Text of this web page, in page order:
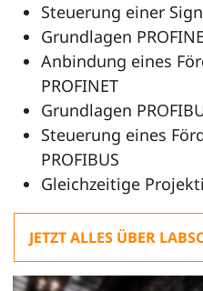
Steuerung einer
Grundlagen
Anbindung eines
PROFINET
Grundlagen
Steuerung eines
PROFIBUS
Gleichzeitige
JETZT ALLES ÜBER